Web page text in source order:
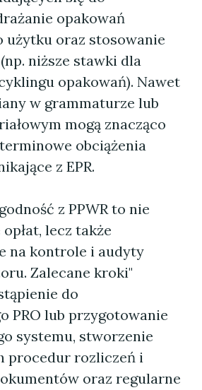
opakowań
użytku oraz stosowanie
(np. niższe stawki dla
opakowań). Nawet
w grammaturze lub
mogą znacząco
obciążenia
z EPR.
z PPWR to nie
lecz także
na kontrole i audyty
Zalecane kroki"
do
PRO lub przygotowanie
systemu, stworzenie
procedur rozliczeń i
oraz regularne